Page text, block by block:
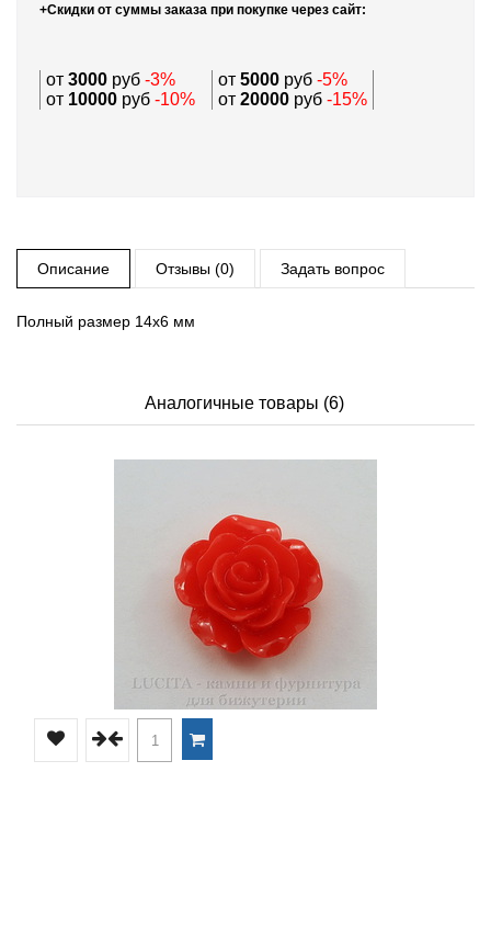
+Скидки от суммы заказа при покупке через сайт:
от 3000 руб -3% от 5000 руб -5%
от 10000 руб -10% от 20000 руб -15%
Описание Отзывы (0) Задать вопрос
Полный размер 14х6 мм
Аналогичные товары (6)